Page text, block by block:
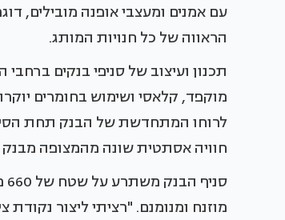
עם אמנים ומעצבי אופנה מובילים,
הראווה של כל חנויות המותג.
תכנון ועיצוב של סניפי בנקים
מוקפד, קלאסי ושימוש בחומרים
לרוחו המתחדשת של הבנק תחת
חוויה אסתטית שונה מהמצופה מבנק
מוזנח ומנומנם. "רציתי ליצור